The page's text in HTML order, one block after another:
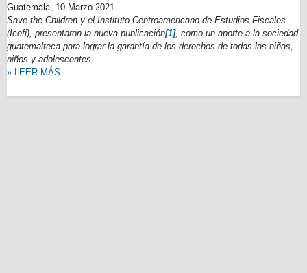
Guatemala, 10 Marzo 2021
Save the Children y el Instituto Centroamericano de Estudios Fiscales
(Icefi), presentaron la nueva publicación[1], como un aporte a la sociedad
guatemalteca para lograr la garantía de los derechos de todas las niñas,
niños y adolescentes.
» LEER MÁS...